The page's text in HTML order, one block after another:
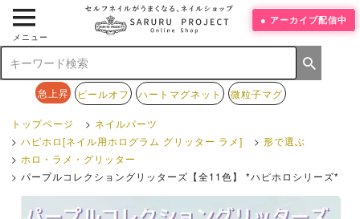
メニュー
急上昇 ピールオフ ハートマグネット 微粒子マグ
アーカイブ配信中
トップページ
ネイルパーツ
ハピホロ[ネイル用ホログラム グリッター ラメ]
形で選ぶ
ホロ・ラメ・グリッター
パープルコレクショングリッターズ【全11色】 *ハピホロシリーズ*